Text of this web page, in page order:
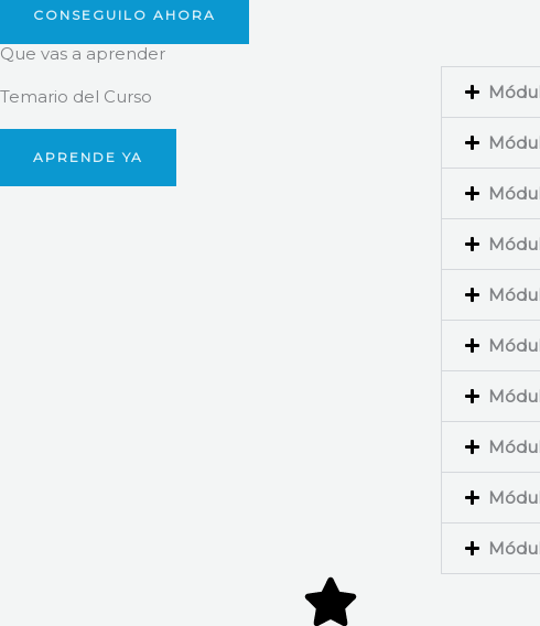
CONSEGUILO AHORA
Que vas a aprender
Temario del Curso
APRENDE YA